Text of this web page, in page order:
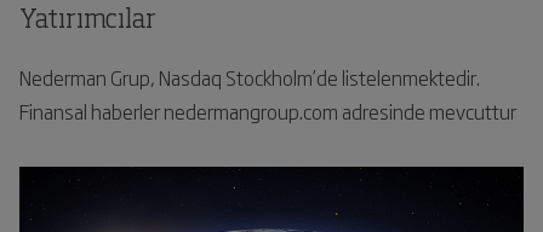
Yatırımcılar
Nederman Grup, Nasdaq Stockholm’de listelenmektedir.
Finansal haberler nedermangroup.com adresinde mevcuttur